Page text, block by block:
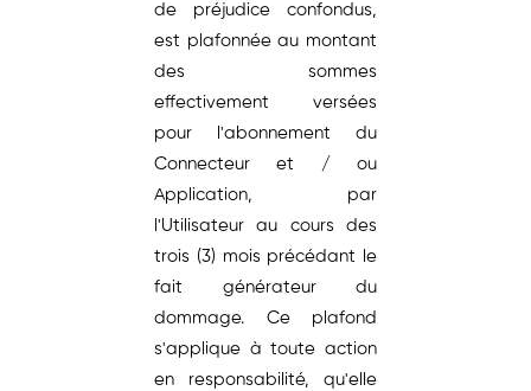
de préjudice confondus,
est plafonnée au montant
des sommes
effectivement versées
pour l'abonnement du
Connecteur et / ou
Application, par
l'Utilisateur au cours des
trois (3) mois précédant le
fait générateur du
dommage. Ce plafond
s'applique à toute action
en responsabilité, qu'elle